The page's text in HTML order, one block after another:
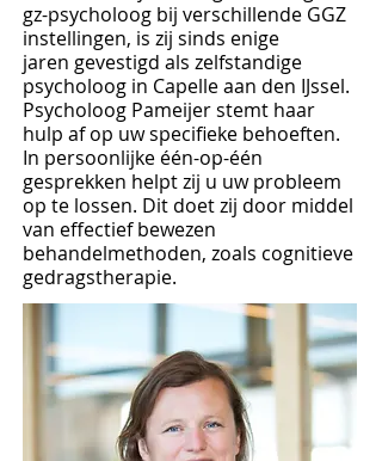
gz-psycholoog bij verschillende GGZ
instellingen, is zij sinds enige
jaren gevestigd als zelfstandige
psycholoog in Capelle aan den IJssel.
Psycholoog Pameijer stemt haar
hulp af op uw specifieke behoeften.
In persoonlijke één-op-één
gesprekken helpt zij u uw probleem
op te lossen. Dit doet zij door middel
van effectief bewezen
behandelmethoden, zoals cognitieve
gedragstherapie.